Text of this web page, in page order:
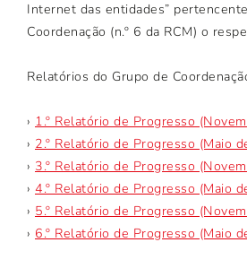
Internet das entidades”
Coordenação (n.º 6 da RCM) o
Relatórios do Grupo de
› 1.º Relatório de Progresso
› 2.º Relatório de Progresso (Maio
› 3.º Relatório de Progresso
› 4.º Relatório de Progresso (Maio
› 5.º Relatório de Progresso
› 6.º Relatório de Progresso (Maio